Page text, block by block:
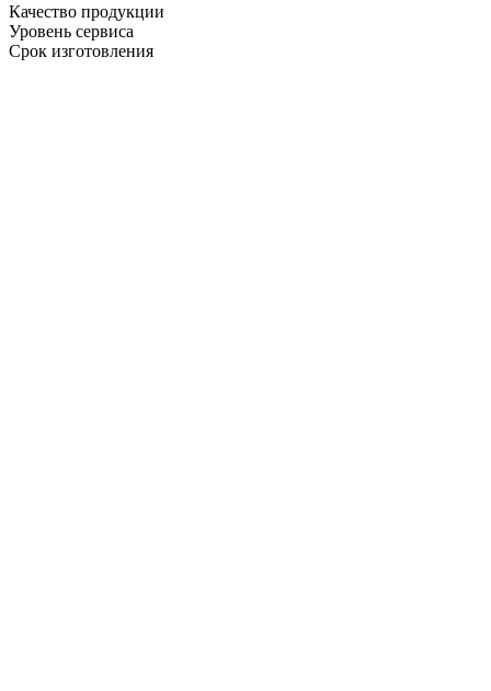
Качество продукции
Уровень сервиса
Срок изготовления